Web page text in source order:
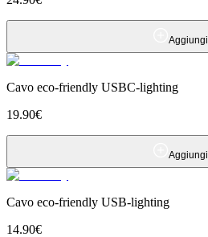
Aggiungi
Cavo eco-friendly USBC-lighting
19.90€
Aggiungi
Cavo eco-friendly USB-lighting
14.90€